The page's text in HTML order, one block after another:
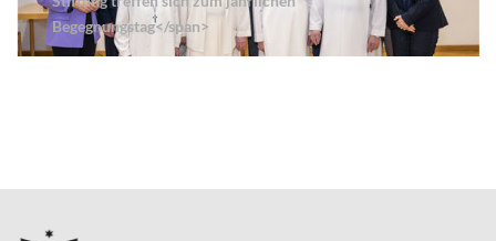
Begegnungstag</span>